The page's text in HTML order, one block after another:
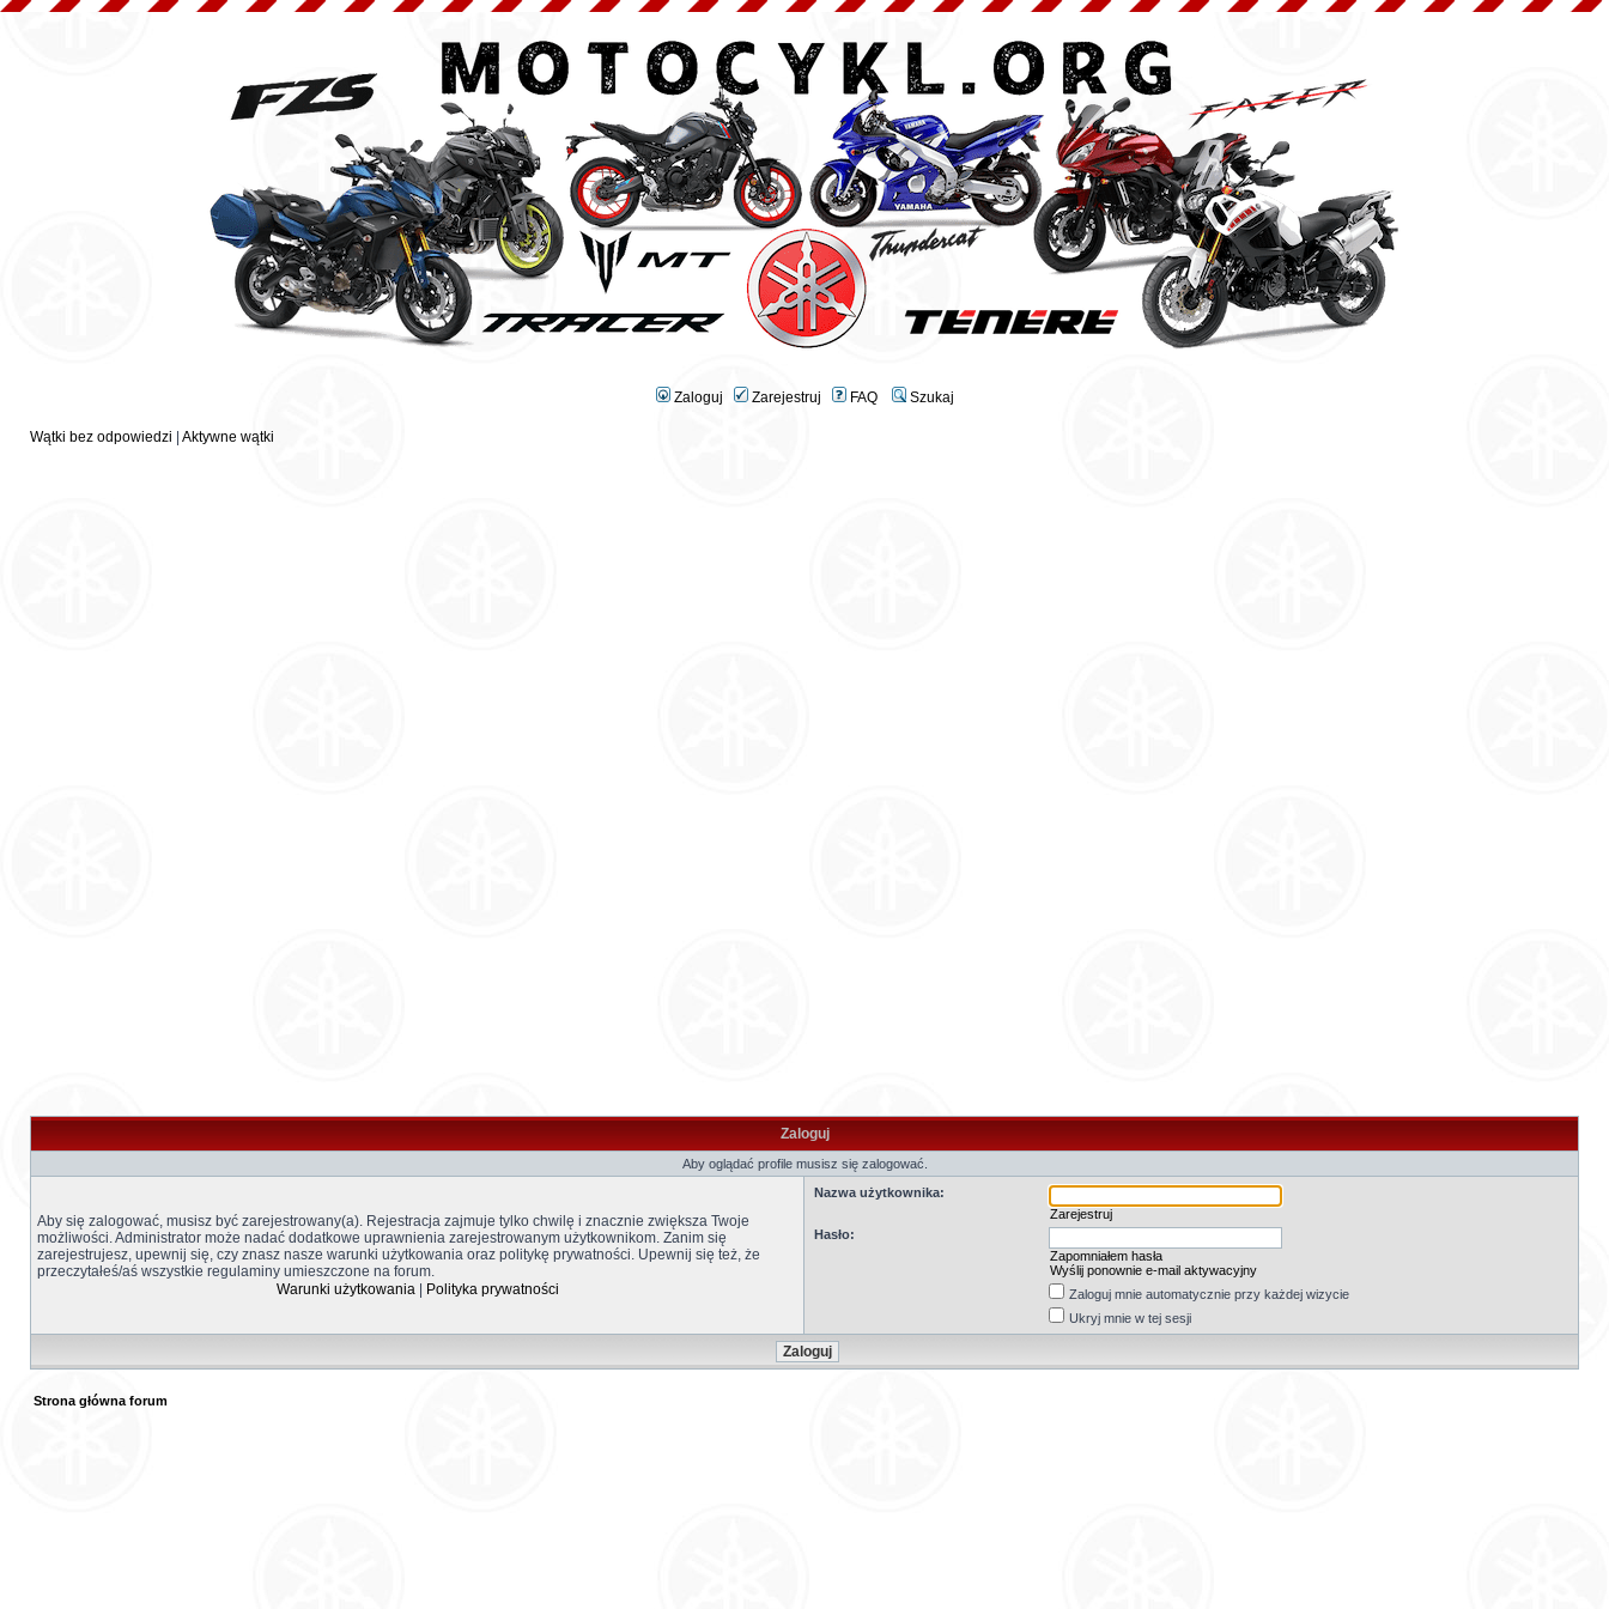
Zaloguj Zarejestruj FAQ Szukaj
Wątki bez odpowiedzi Aktywne wątki
Zaloguj
Aby oglądać profile musisz się zalogować.
Aby się zalogować, musisz być zarejestrowany(a). Rejestracja zajmuje tylko chwilę i znacznie zwiększa Twoje
możliwości. Administrator może nadać dodatkowe uprawnienia zarejestrowanym użytkownikom. Zanim się
zarejestrujesz, upewnij się, czy znasz nasze warunki użytkowania oraz politykę prywatności. Upewnij się też, że
przeczytałeś/aś wszystkie regulaminy umieszczone na forum.
Warunki użytkowania| Polityka prywatności
Nazwa użytkownika:
Zarejestruj
Hasło:
Zapomniałem hasła
Wyślij ponownie e-mail aktywacyjny
Zaloguj mnie automatycznie przy każdej wizycie
Ukryj mnie w tej sesji
Strona główna forum